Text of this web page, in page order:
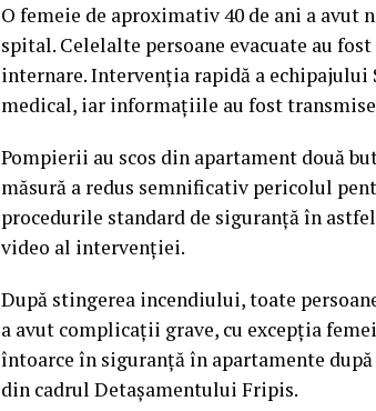
O femeie de aproximativ 40 de ani a
spital. Celelalte persoane evacuate au
internare. Intervenţia rapidă a
medical, iar informaţiile au fost
Pompierii au scos din apartament două
măsură a redus semnificativ pericolul
procedurile standard de siguranţă în
video al intervenției.
După stingerea incendiului, toate
a avut complicaţii grave, cu excepţia
întoarce în siguranță în apartamente
din cadrul Detașamentului Fripis.